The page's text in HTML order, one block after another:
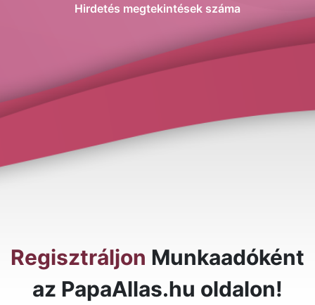
Hirdetés megtekintések száma
Regisztráljon Munkaadóként
az PapaAllas.hu oldalon!